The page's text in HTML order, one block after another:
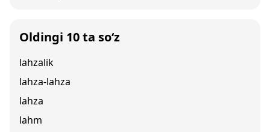
Oldingi 10 ta so‘z
lahzalik
lahza-lahza
lahza
lahm